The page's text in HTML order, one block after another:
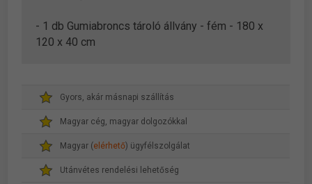
- 1 db Gumiabroncs tároló állvány - fém - 180 x
120 x 40 cm
Gyors, akár másnapi szállítás
Magyar cég, magyar dolgozókkal
Magyar (elérhető) ügyfélszolgálat
Utánvétes rendelési lehetőség